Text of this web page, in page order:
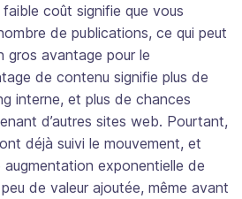
faible coût signifie que vous
de publications, ce qui peut
gros avantage pour le
de contenu signifie plus de
interne, et plus de chances
d’autres sites web. Pourtant,
déjà suivi le mouvement, et
exponentielle de
de valeur ajoutée, même avant